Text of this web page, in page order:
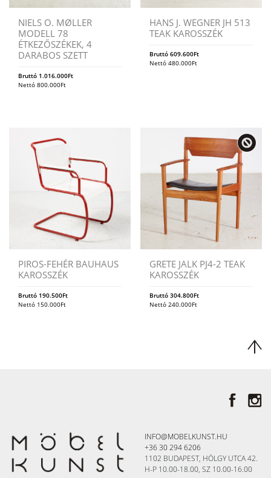
NIELS O. MØLLER
MODELL 78
ÉTKEZŐSZÉKEK, 4
DARABOS SZETT
Bruttó 1.016.000Ft
Nettó 800.000Ft
HANS J. WEGNER JH 513
TEAK KAROSSZÉK
Bruttó609.600Ft
Nettó480.000Ft
PIROS-FEHÉR BAUHAUS
KAROSSZÉK
Bruttó 190.500Ft
Nettó 150.000Ft
GRETE JALK PJ4-2 TEAK
KAROSSZÉK
Bruttó304.800Ft
Nettó240.000Ft
INFO@MOBELKUNST.HU
+36 30 294 6206
1102 BUDAPEST, HÖLGY UTCA 42.
H-P 10.00-18.00, SZ 10.00-16.00